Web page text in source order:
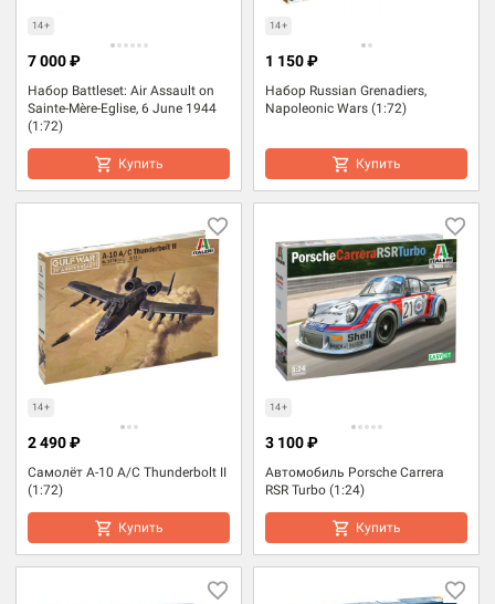
14+
Набор Battleset: Air Assault on
Sainte-Mère-Eglise, 6 June 1944
(1:72)
7 000 ₽
Купить
14+
Набор Russian Grenadiers,
Napoleonic Wars (1:72)
1 150 ₽
Купить
14+
Самолёт A-10 A/C Thunderbolt II
(1:72)
2 490 ₽
Купить
14+
Автомобиль Porsche Carrera
RSR Turbo (1:24)
3 100 ₽
Купить